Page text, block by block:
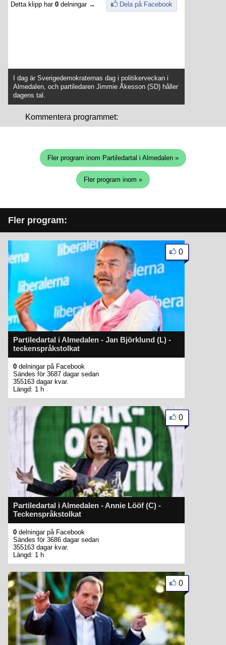
Detta klipp har 0 delningar → Dela på Facebook
I dag är Sverigedemokraternas dag i politikerveckan i
Almedalen, och partiledaren Jimmie Åkesson (SD) håller
dagens tal.
Kommentera programmet:
Fler program inom Partiledartal i Almedalen »
Fler program inom »
Fler program:
Partiledartal i Almedalen - Jan Björklund (L) -
teckenspråkstolkat
0
0 delningar på Facebook
Sändes för 3687 dagar sedan
355163 dagar kvar.
Längd: 1 h
Partiledartal i Almedalen - Annie Lööf (C) -
Teckenspråkstolkat
0
0 delningar på Facebook
Sändes för 3686 dagar sedan
355163 dagar kvar.
Längd: 1 h
0